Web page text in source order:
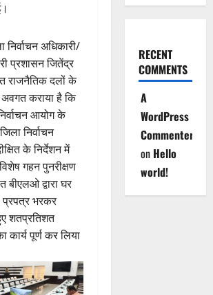
अधिकारी/
प्रशासन जितेंद्र
राजनैतिक दलों के
अवगत कराया है कि
आयोग के
निर्वाचन
के निर्देशन में
गहन पुनरीक्षण
द्वारा घर
भरकर
शतप्रतिशत
कार्य पूर्ण कर लिया
RECENT
COMMENTS
A
WordPress
Commenter
on Hello
world!